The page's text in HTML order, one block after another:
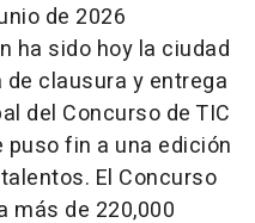
de 2026
ha sido hoy la ciudad
clausura y entrega
del Concurso de TIC
puso fin a una edición
El Concurso
más de 220,000